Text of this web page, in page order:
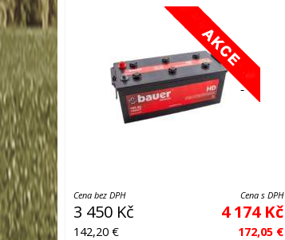
Cena bez DPH
3 450 Kč
142,20 €
Cena s DPH
4 174 Kč
172,05 €